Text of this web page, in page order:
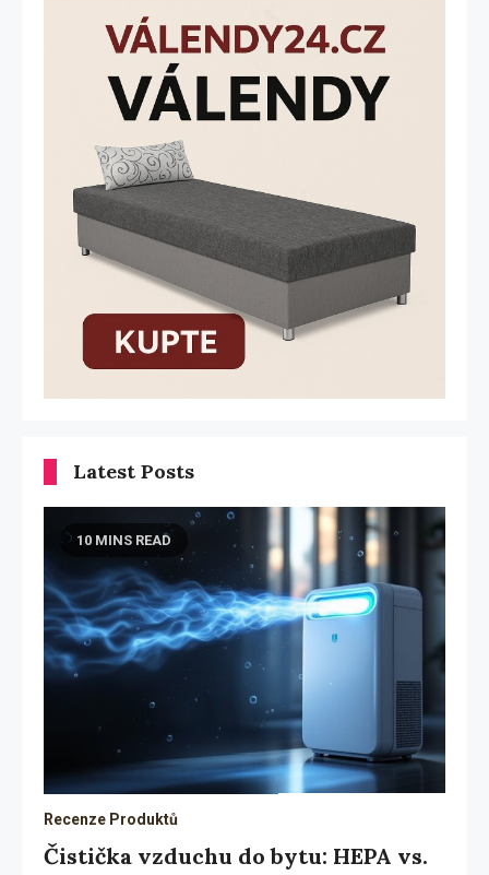
Latest Posts
10 MINS READ
Recenze Produktů
Čistička vzduchu do bytu: HEPA vs.